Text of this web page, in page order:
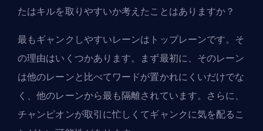
たはキルを取りやすいか考えたことはありますか？
最もギャンクしやすいレーンはトップレーンです。そ
の理由はいくつかあります。まず最初に、そのレーン
は他のレーンと比べてワードが置かれにくいだけでな
く、他のレーンから最も隔離されています。さらに、
チャンピオンが取引に忙しくてギャンクに気を配るこ